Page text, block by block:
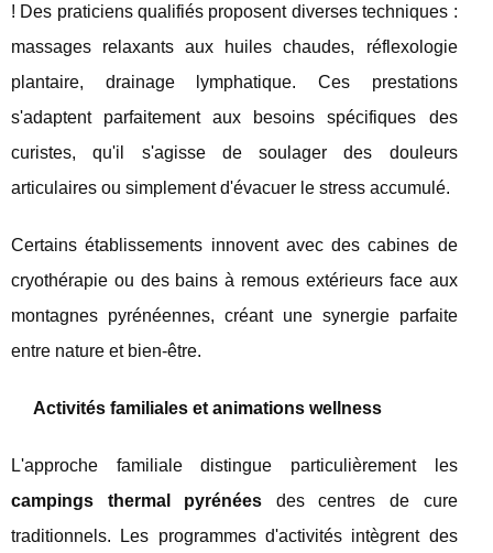
! Des praticiens qualifiés proposent diverses techniques :
massages relaxants aux huiles chaudes, réflexologie
plantaire, drainage lymphatique. Ces prestations
s'adaptent parfaitement aux besoins spécifiques des
curistes, qu'il s'agisse de soulager des douleurs
articulaires ou simplement d'évacuer le stress accumulé.
Certains établissements innovent avec des cabines de
cryothérapie ou des bains à remous extérieurs face aux
montagnes pyrénéennes, créant une synergie parfaite
entre nature et bien-être.
Activités familiales et animations wellness
L'approche familiale distingue particulièrement les
campings thermal pyrénées des centres de cure
traditionnels. Les programmes d'activités intègrent des